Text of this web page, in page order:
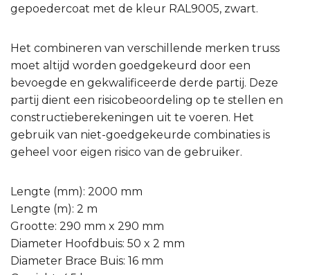
gepoedercoat met de kleur RAL9005, zwart.
Het combineren van verschillende merken truss
moet altijd worden goedgekeurd door een
bevoegde en gekwalificeerde derde partij. Deze
partij dient een risicobeoordeling op te stellen en
constructieberekeningen uit te voeren. Het
gebruik van niet-goedgekeurde combinaties is
geheel voor eigen risico van de gebruiker.
Lengte (mm): 2000 mm
Lengte (m): 2 m
Grootte: 290 mm x 290 mm
Diameter Hoofdbuis: 50 x 2 mm
Diameter Brace Buis: 16 mm